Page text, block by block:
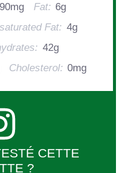
Fat: 6g
Fat: 4g
42g
Cholesterol: 0mg
CETTE
?